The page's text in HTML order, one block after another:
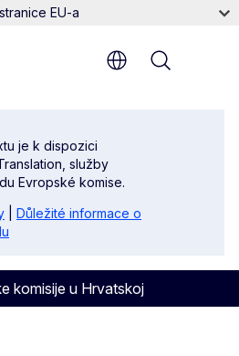
EU-a
je k dispozici
služby
Evropské komise.
Důležité informace o
komisije u Hrvatskoj